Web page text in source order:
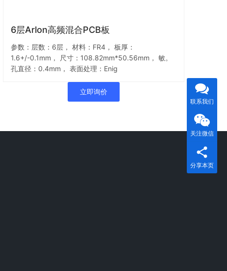
6层Arlon高频混合PCB板
参数：层数：6层， 材料：FR4， 板厚：
1.6+/-0.1mm， 尺寸：108.82mm*50.56mm， 敏。
孔直径：0.4mm， 表面处理：Enig
立即询价
联系我们
关注微信
分享本页